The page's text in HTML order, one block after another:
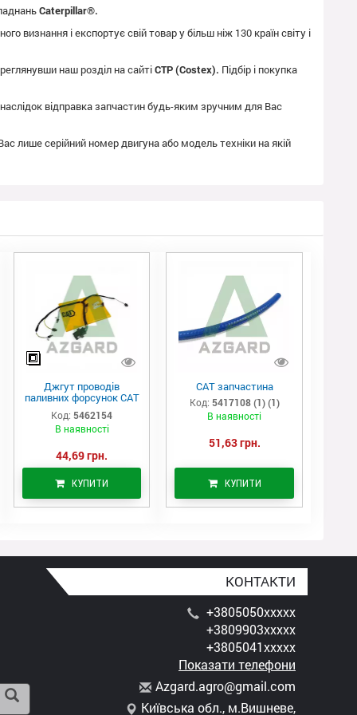
Caterpillar®.
визнання і експортує свій товар у більш ніж 130 країн світу і
наш розділ на сайтіCTP (Costex). Підбір і покупка
відправка запчастин будь-яким зручним для Вас
лише серійний номер двигуна або модель техніки на якій
Джгут проводів
паливних форсунок CAT
C7/C9 (546-2154)
Код: 5462154
В наявності
44,69 грн.
КУПИТИ
САТ запчастина
Код: 5417108 (1) (1)
В наявності
51,63 грн.
КУПИТИ
КОНТАКТИ
+3805050xxxxx
+3809903xxxxx
+3805041xxxxx
Показати телефони
Azgard.agro@gmail.com
Київська обл., м.Вишневе,